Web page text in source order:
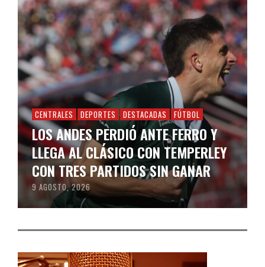
CENTRALES DEPORTES DESTACADAS FÚTBOL
LOS ANDES PERDIÓ ANTE FERRO Y
LLEGA AL CLÁSICO CON TEMPERLEY
CON TRES PARTIDOS SIN GANAR
9 AGOSTO, 2026